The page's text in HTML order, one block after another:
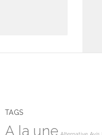
TAGS
A la une